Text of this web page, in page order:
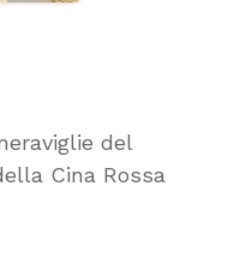
del
Cina Rossa